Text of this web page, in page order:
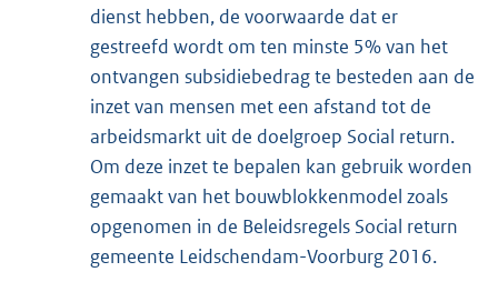
dienst hebben, de voorwaarde dat er
gestreefd wordt om ten minste 5% van het
ontvangen subsidiebedrag te besteden aan de
inzet van mensen met een afstand tot de
arbeidsmarkt uit de doelgroep Social return.
Om deze inzet te bepalen kan gebruik worden
gemaakt van het bouwblokkenmodel zoals
opgenomen in de Beleidsregels Social return
gemeente Leidschendam-Voorburg 2016.